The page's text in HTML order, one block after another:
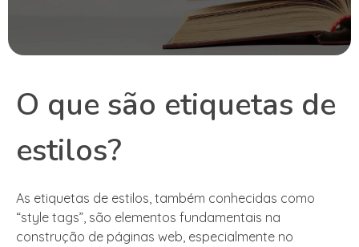
O que são etiquetas de
estilos?
As etiquetas de estilos, também conhecidas como
“style tags”, são elementos fundamentais na
construção de páginas web, especialmente no